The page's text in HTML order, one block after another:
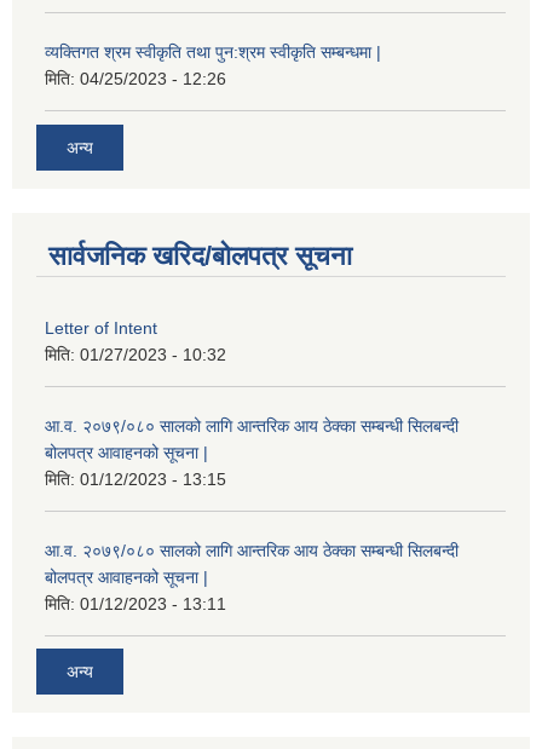
व्यक्तिगत श्रम स्वीकृति तथा पुन:श्रम स्वीकृति सम्बन्धमा |
मिति: 04/25/2023 - 12:26
अन्य
सार्वजनिक खरिद/बोलपत्र सूचना
Letter of Intent
मिति: 01/27/2023 - 10:32
आ.व. २०७९/०८० सालको लागि आन्तरिक आय ठेक्का सम्बन्धी सिलबन्दी
बोलपत्र आवाहनको सूचना |
मिति: 01/12/2023 - 13:15
आ.व. २०७९/०८० सालको लागि आन्तरिक आय ठेक्का सम्बन्धी सिलबन्दी
बोलपत्र आवाहनको सूचना |
मिति: 01/12/2023 - 13:11
अन्य